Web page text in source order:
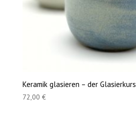
Keramik glasieren – der Glasierkurs
72,00 €